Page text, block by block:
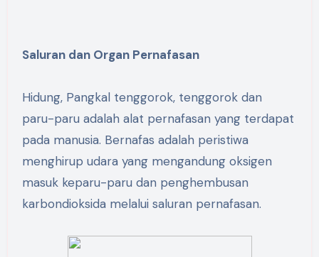
Saluran dan Organ Pernafasan
Hidung, Pangkal tenggorok, tenggorok dan
paru-paru adalah alat pernafasan yang terdapat
pada manusia. Bernafas adalah peristiwa
menghirup udara yang mengandung oksigen
masuk keparu-paru dan penghembusan
karbondioksida melalui saluran pernafasan.